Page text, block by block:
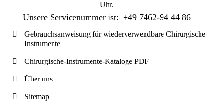
Uhr.
Unsere Servicenummer ist: +49 7462-94 44 86
Gebrauchsanweisung für wiederverwendbare Chirurgische
Instrumente
Chirurgische-Instrumente-Kataloge PDF
Über uns
Sitemap